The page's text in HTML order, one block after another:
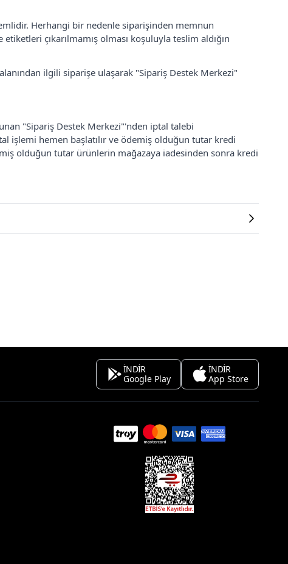
Herhangi bir nedenle siparişinden memnun
çıkarılmamış olması koşuluyla teslim aldığın
ilgili siparişe ulaşarak "Sipariş Destek Merkezi"
"Sipariş Destek Merkezi"'nden iptal talebi
işlemi hemen başlatılır ve ödemiş olduğun tutar kredi
olduğun tutar ürünlerin mağazaya iadesinden sonra kredi
İNDİR
Google Play
İNDİR
App Store